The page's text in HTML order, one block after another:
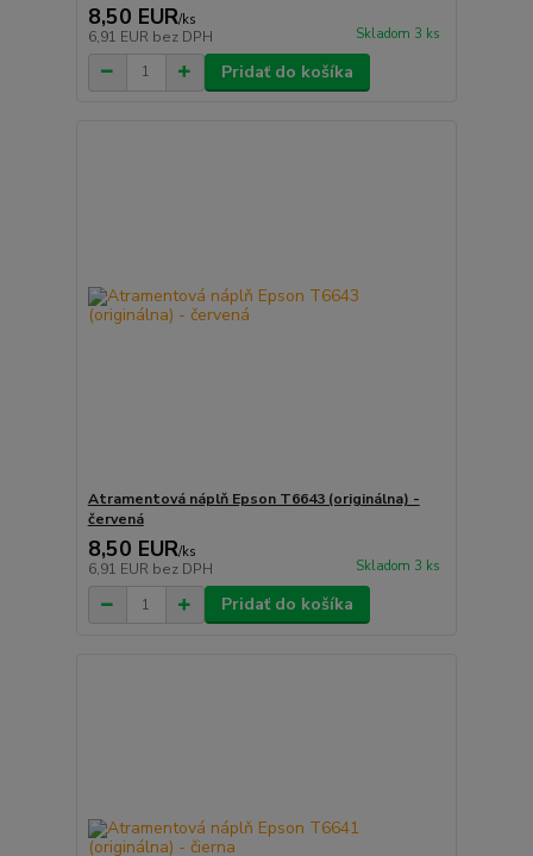
8,50 EUR/ks
6,91 EUR bez DPH Skladom 3 ks
Pridať do košíka
Atramentová náplň Epson T6643 (originálna) -
červená
8,50 EUR/ks
6,91 EUR bez DPH Skladom 3 ks
Pridať do košíka